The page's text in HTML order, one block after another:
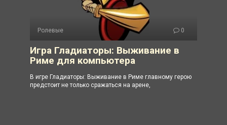
Ролевые 0
Игра Гладиаторы: Выживание в
Риме для компьютера
В игре Гладиаторы: Выживание в Риме главному герою
предстоит не только сражаться на арене,